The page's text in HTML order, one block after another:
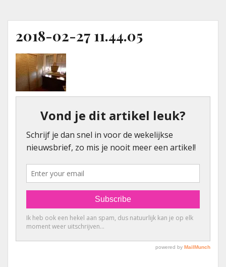
2018-02-27 11.44.05